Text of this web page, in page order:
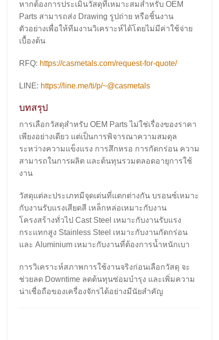
หากต้องการประเมินวัสดุที่เหมาะสมสำหรับ OEM
Parts สามารถส่ง Drawing รูปถ่าย หรือชิ้นงาน
ตัวอย่างเพื่อให้ทีมงานวิเคราะห์ได้โดยไม่มีค่าใช้จ่าย
เบื้องต้น
RFQ: https://casmetals.com/request-for-quote/
LINE: https://line.me/ti/p/~@casmetals
บทสรุป
การเลือกวัสดุสำหรับ OEM Parts ไม่ใช่เรื่องของราคา
เพียงอย่างเดียว แต่เป็นการพิจารณาความสมดุล
ระหว่างความแข็งแรง การสึกหรอ การกัดกร่อน ความ
สามารถในการผลิต และต้นทุนรวมตลอดอายุการใช้
งาน
วัสดุแต่ละประเภทมีจุดเด่นที่แตกต่างกัน บรอนซ์เหมาะ
กับงานรับแรงเสียดสี เหล็กหล่อเหมาะกับงาน
โครงสร้างทั่วไป Cast Steel เหมาะกับงานรับแรง
กระแทกสูง Stainless Steel เหมาะกับงานกัดกร่อน
และ Aluminium เหมาะกับงานที่ต้องการน้ำหนักเบา
การวิเคราะห์สภาพการใช้งานจริงก่อนเลือกวัสดุ จะ
ช่วยลด Downtime ลดต้นทุนซ่อมบำรุง และเพิ่มความ
น่าเชื่อถือของเครื่องจักรได้อย่างมีนัยสำคัญ